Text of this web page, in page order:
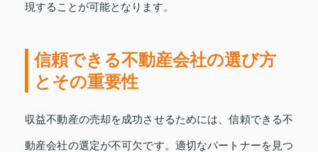
現することが可能となります。
信頼できる不動産会社の選び方
とその重要性
収益不動産の売却を成功させるためには、信頼できる不
動産会社の選定が不可欠です。適切なパートナーを見つ